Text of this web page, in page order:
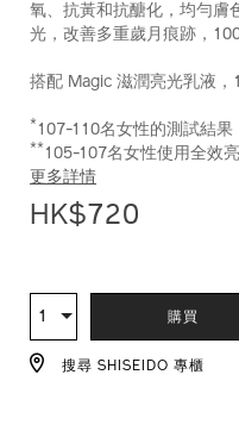
氧、抗黃和抗醣化，均勻膚
光，改善多重歲月痕跡，
搭配 Magic 滋潤亮光乳液
*107-110名女性的測試結果
**105-107名女性使用全效
更多詳情
HK$720
TO
CART
OPTIONS
ACTIONS
數
量
1 購買
搜尋 SHISEIDO 專櫃